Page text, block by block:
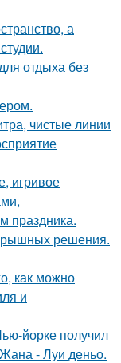
а
отдыха без
чистые линии
игривое
праздника.
решения.
как можно
и
йорке получил
- Луи деньо.